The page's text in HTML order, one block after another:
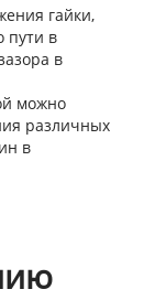
гайки,
пути в
в
можно
различных
в